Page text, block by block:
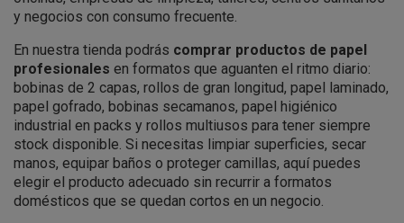
y negocios con consumo frecuente.
En nuestra tienda podrás comprar productos de papel
profesionales en formatos que aguanten el ritmo diario:
bobinas de 2 capas, rollos de gran longitud, papel laminado,
papel gofrado, bobinas secamanos, papel higiénico
industrial en packs y rollos multiusos para tener siempre
stock disponible. Si necesitas limpiar superficies, secar
manos, equipar baños o proteger camillas, aquí puedes
elegir el producto adecuado sin recurrir a formatos
domésticos que se quedan cortos en un negocio.